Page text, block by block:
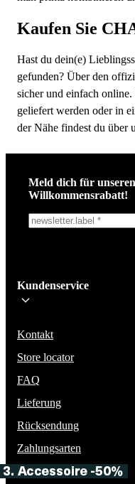
Kaufen Sie
Hast du dein(e)
gefunden? Über den
sicher und einfach
geliefert werden oder in
der Nähe findest du über
Meld dich für
Willkommensrabatt!
Bleib auf dem Laufenden
Aktionen. Wir geben
Kundenservice
Kontakt
Store locator
FAQ
Lieferung
Rücksendung
Zahlungsarten
Exclusive Membership